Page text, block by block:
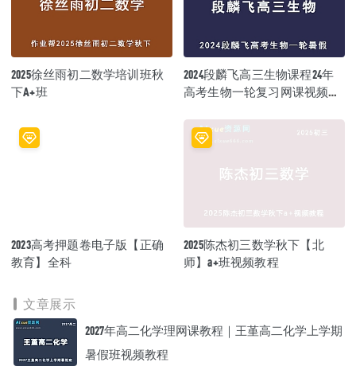
2025徐丝雨初二数学培训班秋
下A+班
2024段麟飞高三生物课程24年
高考生物一轮复习网课视频教
2023高考押题卷电子版【正确
教育】全科
2025陈杰初三数学秋下【北
师】a+班视频教程
文章展示
2027年高二化学理网课教程｜王堇高二化学上学期
暑假班视频教程